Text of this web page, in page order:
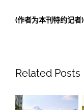
(作者为本刊特约记者)
Related Posts